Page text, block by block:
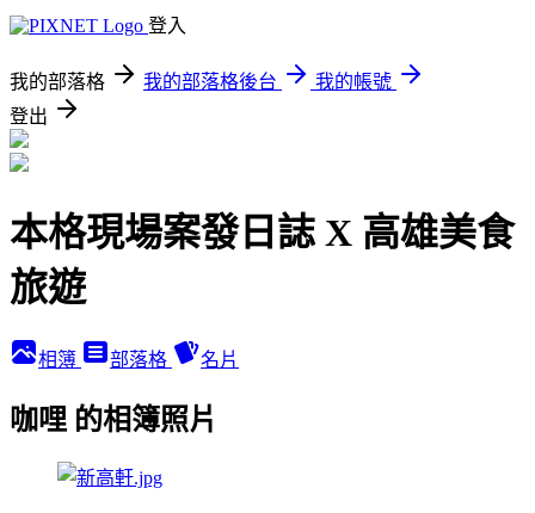
登入
我的部落格 我的部落格後台
我的帳號
登出
本格現場案發日誌 X 高雄美食
旅遊
相簿 部落格 名片
咖哩 的相簿照片